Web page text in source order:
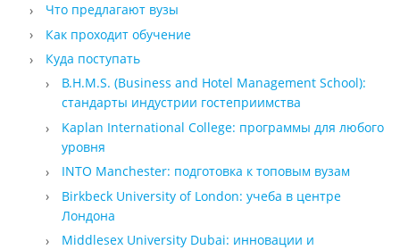
Что предлагают вузы
Как проходит обучение
Куда поступать
B.H.M.S. (Business and Hotel Management School):
стандарты индустрии гостеприимства
Kaplan International College: программы для любого
уровня
INTO Manchester: подготовка к топовым вузам
Birkbeck University of London: учеба в центре
Лондона
Middlesex University Dubai: инновации и